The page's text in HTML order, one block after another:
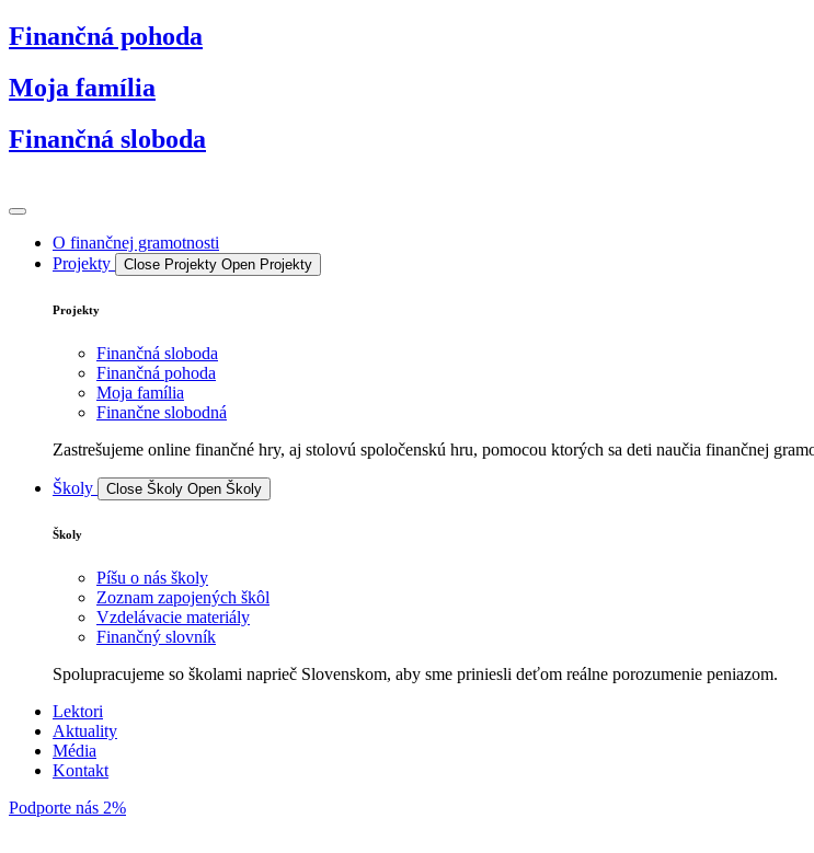
Preskočiť
na
Finančná pohoda
Moja família
Finančná sloboda
O finančnej gramotnosti
Projekty
Close Projekty Open Projekty
Projekty
Finančná sloboda
Finančná pohoda
Moja família
Finančne slobodná
Zastrešujeme online finančné hry, aj stolovú spoločenskú hru, pomocou ktorých sa deti naučia finančnej
Školy Close Školy Open Školy
Školy
Píšu o nás školy
Zoznam zapojených škôl
Vzdelávacie materiály
Finančný slovník
Spolupracujeme so školami naprieč Slovenskom, aby sme priniesli deťom reálne porozumenie peniazom.
Lektori
Aktuality
Média
Kontakt
Podporte nás 2%